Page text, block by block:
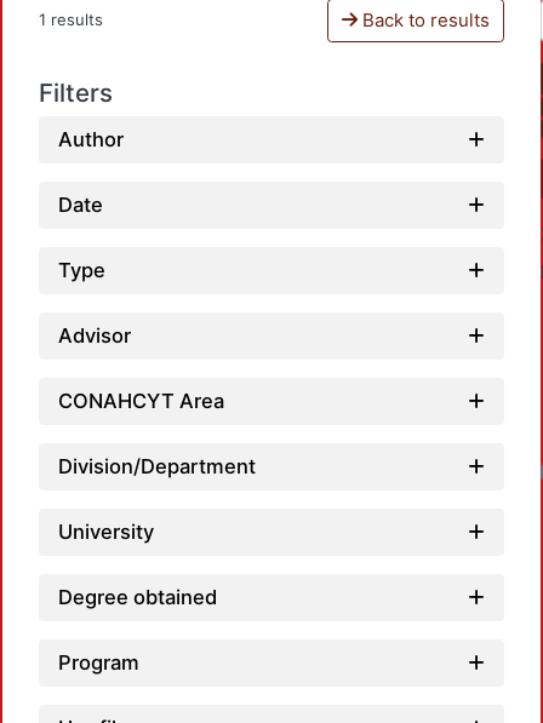
1 results Back to results
Filters
Author
Date
Type
Advisor
CONAHCYT Area
Division/Department
University
Degree obtained
Program